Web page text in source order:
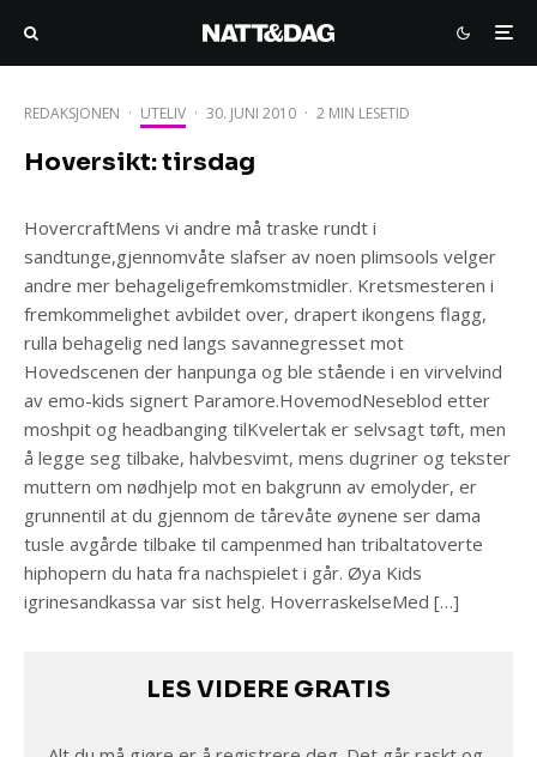
REDAKSJONEN · UTELIV · 30. JUNI 2010 · 2 MIN LESETID
Hoversikt: tirsdag
HovercraftMens vi andre må traske rundt i
sandtunge,gjennomvåte slafser av noen plimsools velger
andre mer behageligefremkomstmidler. Kretsmesteren i
fremkommelighet avbildet over, drapert ikongens flagg,
rulla behagelig ned langs savannegresset mot
Hovedscenen der hanpunga og ble stående i en virvelvind
av emo-kids signert Paramore.HovemodNeseblod etter
moshpit og headbanging tilKvelertak er selvsagt tøft, men
å legge seg tilbake, halvbesvimt, mens dugriner og tekster
muttern om nødhjelp mot en bakgrunn av emolyder, er
grunnentil at du gjennom de tårevåte øynene ser dama
tusle avgårde tilbake til campenmed han tribaltatoverte
hiphopern du hata fra nachspielet i går. Øya Kids
igrinesandkassa var sist helg. HoverraskelseMed […]
LES VIDERE GRATIS